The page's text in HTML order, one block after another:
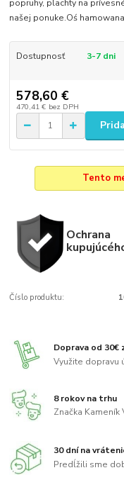
popruhy, plachty na
našej ponuke.Oś
Dostupnosť 3-7 dni
578,60 €
470,41 € bez DPH
Tento
Ochrana
Číslo produktu:
Doprava od 30€
Využite dopravu
8 rokov na trhu
Značka
30 dní na
Predĺžili sme